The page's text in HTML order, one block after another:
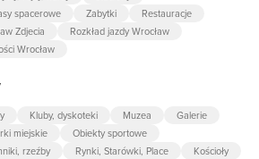
spacerowe Zabytki
Restauracje
Zdjecia
Rozkład jazdy Wrocław
Wrocław
Kluby, dyskoteki Muzea
Galerie
miejskie
Obiekty sportowe
rzeźby Rynki, Starówki, Place
Kościoły